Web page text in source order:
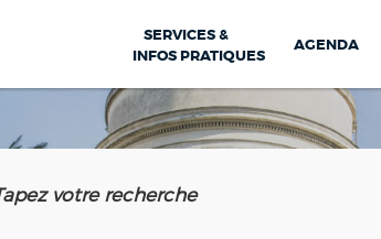
SERVICES &
INFOS PRATIQUES
AGENDA